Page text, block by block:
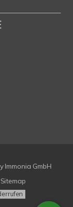
Immonia GmbH
Sitemap